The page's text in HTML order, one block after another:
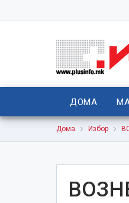
ДОМА
Дома Избор